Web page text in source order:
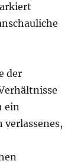
der
ein